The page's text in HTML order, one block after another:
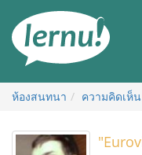
สารบัญ
ห้องสนทนา ความคิดเห็น